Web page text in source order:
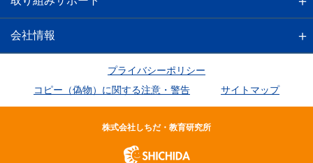
会社情報
プライバシーポリシー
コピー（偽物）に関する注意・警告
サイトマップ
株式会社しちだ・教育研究所